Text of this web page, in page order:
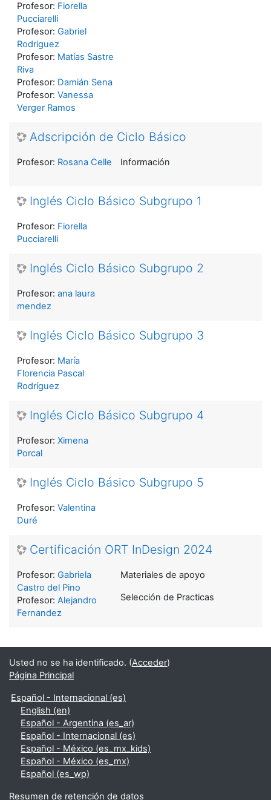
Profesor: Fiorella
Pucciarelli
Profesor: Gabriel
Rodriguez
Profesor: Matías Sastre
Riva
Profesor: Damián Sena
Profesor: Vanessa
Verger Ramos
Adscripción de Ciclo Básico
Información
Profesor: Rosana Celle
Inglés Ciclo Básico Subgrupo 1
Profesor: Fiorella
Pucciarelli
Inglés Ciclo Básico Subgrupo 2
Profesor: ana laura
mendez
Inglés Ciclo Básico Subgrupo 3
Profesor: María
Florencia Pascal
Rodríguez
Inglés Ciclo Básico Subgrupo 4
Profesor: Ximena
Porcal
Inglés Ciclo Básico Subgrupo 5
Profesor: Valentina
Duré
Certificación ORT InDesign 2024
Materiales de apoyo
Selección de Practicas
Profesor: Gabriela
Castro del Pino
Profesor: Alejandro
Fernandez
Usted no se ha identificado. (Acceder)
Página Principal
Español - Internacional ‎(es)‎
English ‎(en)‎
Español - Argentina ‎(es_ar)‎
Español - Internacional ‎(es)‎
Español - México ‎(es_mx_kids)‎
Español - México ‎(es_mx)‎
Español ‎(es_wp)‎
Resumen de retención de datos